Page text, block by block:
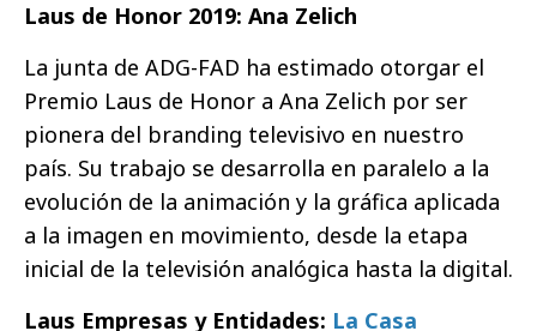
Laus de Honor 2019: Ana Zelich
La junta de ADG-FAD ha estimado otorgar el
Premio Laus de Honor a Ana Zelich por ser
pionera del branding televisivo en nuestro
país. Su trabajo se desarrolla en paralelo a la
evolución de la animación y la gráfica aplicada
a la imagen en movimiento, desde la etapa
inicial de la televisión analógica hasta la digital.
Laus Empresas y Entidades: La Casa